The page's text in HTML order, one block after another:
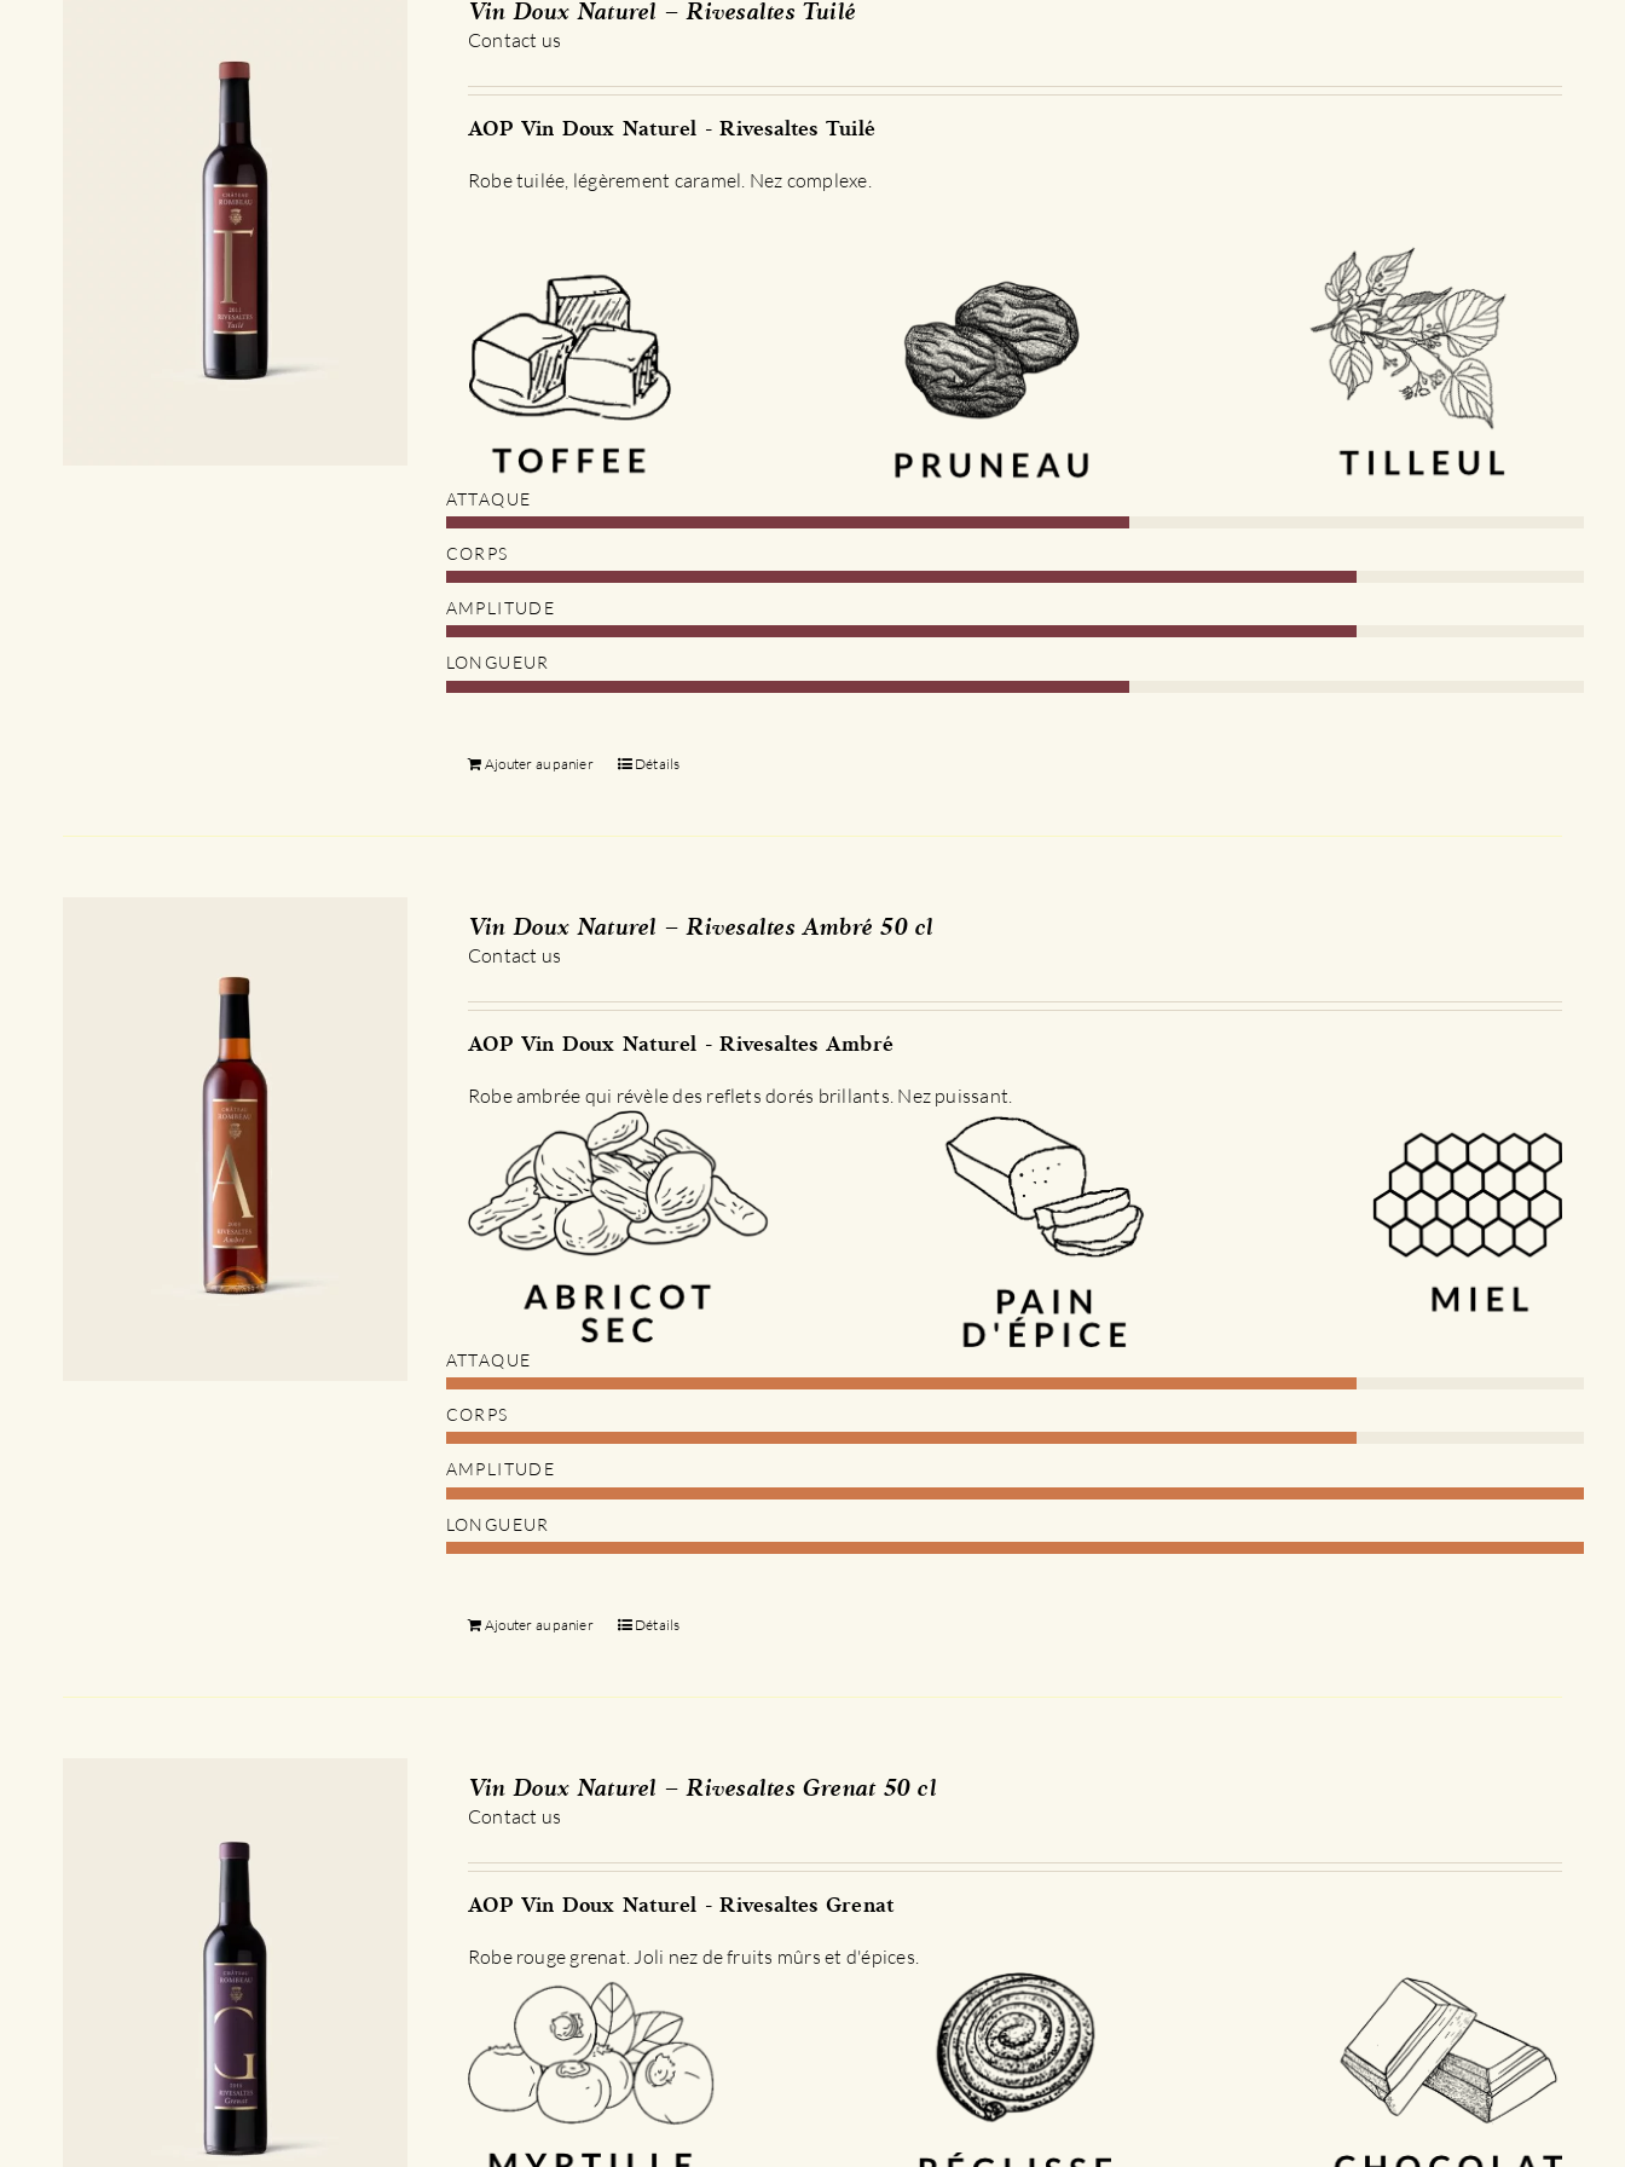
options
être
sur
Vin Doux Naturel – Rivesaltes Tuilé
Contact us
AOP Vin Doux Naturel - Rivesaltes Tuilé
Robe tuilée, légèrement caramel. Nez complexe.
ATTAQUE
CORPS
AMPLITUDE
LONGUEUR
Ajouter au panier Détails
Vin Doux Naturel – Rivesaltes Ambré 50 cl
Contact us
AOP Vin Doux Naturel - Rivesaltes Ambré
Robe ambrée qui révèle des reflets dorés brillants. Nez puissant.
ATTAQUE
CORPS
AMPLITUDE
LONGUEUR
Ajouter au panier Détails
Vin Doux Naturel – Rivesaltes Grenat 50 cl
Contact us
AOP Vin Doux Naturel - Rivesaltes Grenat
Robe rouge grenat. Joli nez de fruits mûrs et d'épices.